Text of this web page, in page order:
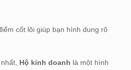
cốt lõi giúp bạn hình dung rõ
Hộ kinh doanh là một hình